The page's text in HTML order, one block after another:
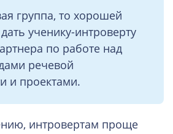
группа, то хорошей
ученику-интроверту
по работе над
речевой
и проектами.
интровертам проще